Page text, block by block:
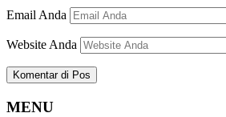
Email Anda
Website Anda
MENU